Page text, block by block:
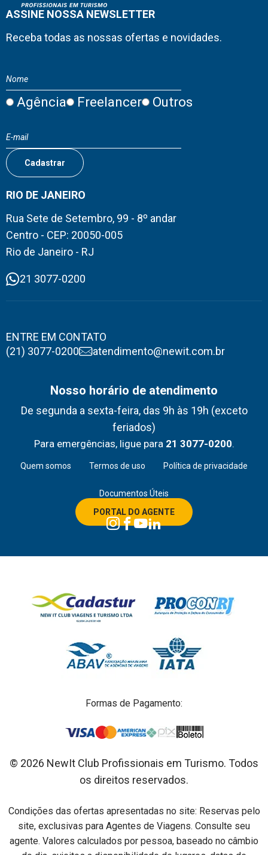
ASSINE NOSSA NEWSLETTER
Receba todas as nossas ofertas e novidades.
Agência Freelancer Outros
RIO DE JANEIRO
Rua Sete de Setembro, 99 - 8º andar
Centro - CEP: 20050-005
Rio de Janeiro - RJ
21 3077-0200
ENTRE EM CONTATO
(21) 3077-0200
atendimento@newit.com.br
Nosso horário de atendimento
De segunda a sexta-feira, das 9h às 19h (exceto
feriados)
Para emergências, ligue para 21 3077-0200.
Quem somos Termos de uso Política de privacidade
Documentos Úteis
PORTAL DO AGENTE
Formas de Pagamento:
© 2026 NewIt Club Profissionais em Turismo. Todos
os direitos reservados.
Condições das ofertas apresentadas no site: Reservas pelo
site, exclusivas para Agentes de Viagens. Consulte seu
agente. Valores calculados por pessoa, baseado no câmbio